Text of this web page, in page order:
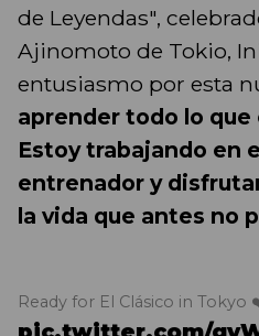
de Leyendas",
Ajinomoto de Tokio,
entusiasmo por esta
aprender todo lo
Estoy trabajando en
entrenador y
la vida que antes no
Ready for El Clásico in Tokyo